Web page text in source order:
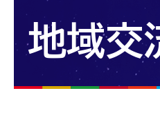
地域交